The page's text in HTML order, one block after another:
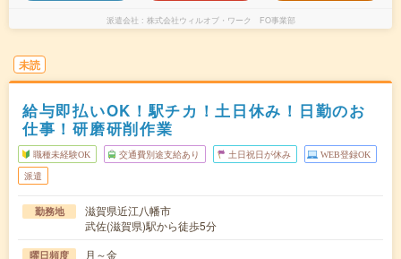
派遣会社 株式会社ウィルオブ・ワーク FO事業部
未読
給与即払いOK！駅チカ！土日休み！日勤のお
仕事！研磨研削作業
職種未経験OK 交通費別途支給あり 土日祝日が休み WEB登録OK
派遣
勤務地
滋賀県近江八幡市
武佐(滋賀県)駅から徒歩5分
曜日頻度 月～金